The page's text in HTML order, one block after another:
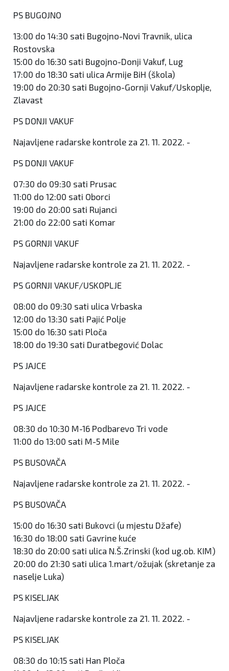
PS BUGOJNO
13:00 do 14:30 sati Bugojno-Novi Travnik, ulica
Rostovska
15:00 do 16:30 sati Bugojno-Donji Vakuf, Lug
17:00 do 18:30 sati ulica Armije BiH (škola)
19:00 do 20:30 sati Bugojno-Gornji Vakuf/Uskoplje,
Zlavast
PS DONJI VAKUF
Najavljene radarske kontrole za 21. 11. 2022. -
PS DONJI VAKUF
07:30 do 09:30 sati Prusac
11:00 do 12:00 sati Oborci
19:00 do 20:00 sati Rujanci
21:00 do 22:00 sati Komar
PS GORNJI VAKUF
Najavljene radarske kontrole za 21. 11. 2022. -
PS GORNJI VAKUF/USKOPLJE
08:00 do 09:30 sati ulica Vrbaska
12:00 do 13:30 sati Pajić Polje
15:00 do 16:30 sati Ploča
18:00 do 19:30 sati Duratbegović Dolac
PS JAJCE
Najavljene radarske kontrole za 21. 11. 2022. -
PS JAJCE
08:30 do 10:30 M-16 Podbarevo Tri vode
11:00 do 13:00 sati M-5 Mile
PS BUSOVAČA
Najavljene radarske kontrole za 21. 11. 2022. -
PS BUSOVAČA
15:00 do 16:30 sati Bukovci (u mjestu Džafe)
16:30 do 18:00 sati Gavrine kuće
18:30 do 20:00 sati ulica N.Š.Zrinski (kod ug.ob. KIM)
20:00 do 21:30 sati ulica 1.mart/ožujak (skretanje za
naselje Luka)
PS KISELJAK
Najavljene radarske kontrole za 21. 11. 2022. -
PS KISELJAK
08:30 do 10:15 sati Han Ploča